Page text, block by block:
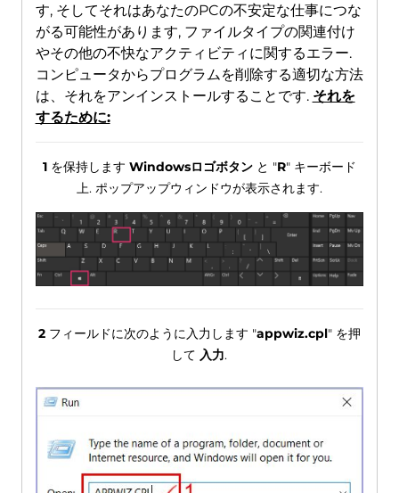
す, そしてそれはあなたのPCの不安定な仕事につな
がる可能性があります, ファイルタイプの関連付け
やその他の不快なアクティビティに関するエラー.
コンピュータからプログラムを削除する適切な方法
は、それをアンインストールすることです. それを
するために:
1を保持します Windowsロゴボタンと "R" キーボード
上. ポップアップウィンドウが表示されます.
2フィールドに次のように入力します "appwiz.cpl" を押
して 入力.